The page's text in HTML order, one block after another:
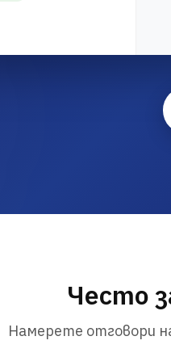
Често
Намерете отговори